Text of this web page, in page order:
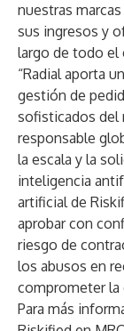
nuestras
sus ingresos y
largo de todo el
“Radial aporta
gestión de
sofisticados del
responsable
la escala y la
inteligencia
artificial de
aprobar con
riesgo de
los abusos en
comprometer la
Para más